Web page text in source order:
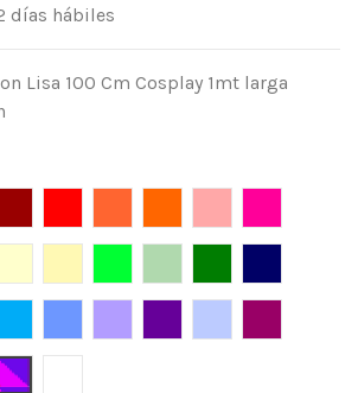
días hábiles
Lisa 100 Cm Cosplay 1mt larga
Stocking